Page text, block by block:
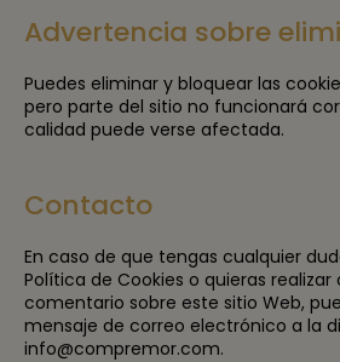
Advertencia sobre
Puedes eliminar y bloquear las
pero parte del sitio no funcionará
calidad puede verse afectada.
Contacto
En caso de que tengas cualquier
Política de Cookies o quieras realizar
comentario sobre este sitio Web,
mensaje de correo electrónico a la
info@compremor.com.